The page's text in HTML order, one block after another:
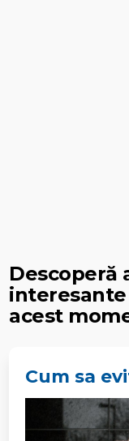
Descoperă
acest
Cum sa